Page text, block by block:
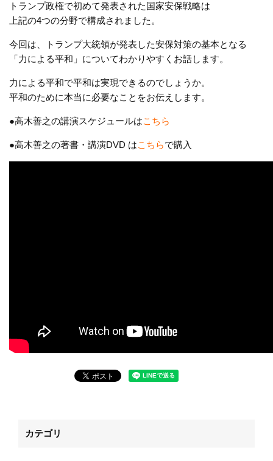
トランプ政権で初めて発表された国家安保戦略は
上記の4つの分野で構成されました。
今回は、トランプ大統領が発表した安保対策の基本となる
「力による平和」についてわかりやすくお話します。
力による平和で平和は実現できるのでしょうか。
平和のために本当に必要なことをお伝えします。
●高木善之の講演スケジュールはこちら
●高木善之の著書・講演DVD はこちらで購入
カテゴリ